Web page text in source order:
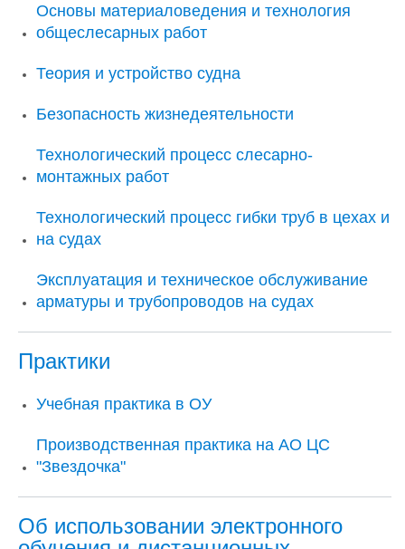
Основы материаловедения и технология
общеслесарных работ
Теория и устройство судна
Безопасность жизнедеятельности
Технологический процесс слесарно-
монтажных работ
Технологический процесс гибки труб в цехах и
на судах
Эксплуатация и техническое обслуживание
арматуры и трубопроводов на судах
Практики
Учебная практика в ОУ
Производственная практика на АО ЦС
"Звездочка"
Об использовании электронного